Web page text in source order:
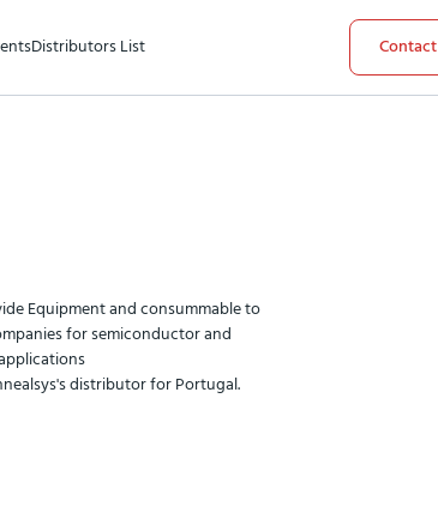
Distributors List Contact
Equipment and consummable to
for semiconductor and
distributor for Portugal.